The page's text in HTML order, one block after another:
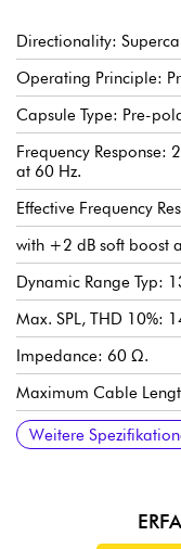
Directionality:
Operating Principle:
Capsule Type: Pre-
Frequency Response:
at 60 Hz.
Effective Frequency
with +2 dB soft boost
Dynamic Range Typ:
Max. SPL, THD 10%:
Impedance: 60 Ω.
Maximum Cable
Connector: XLR-3M.
- phase.
Weight: 115g.
Microphone Body
Capsule Diameter: 17
Length: 184 mm.
Weitere